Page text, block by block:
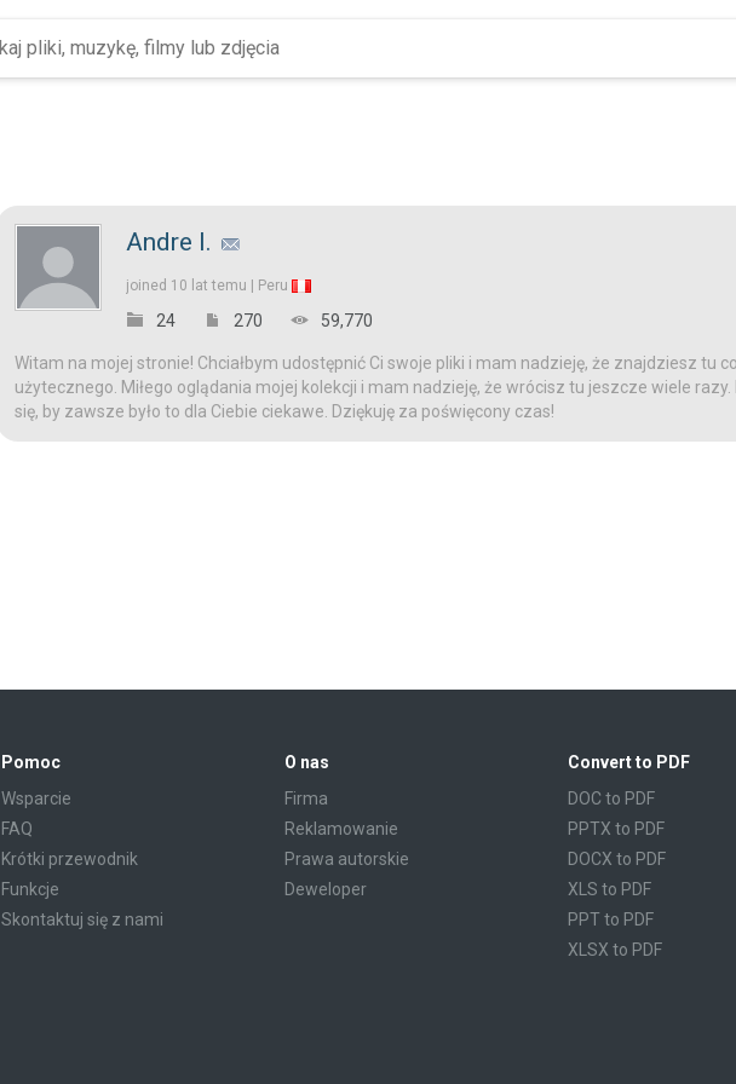
Andre I.
joined 10 lat temu | Peru
24 270 59,770
Witam na mojej stronie! Chciałbym udostępnić Ci swoje pliki i mam nadzieję, że znajdziesz tu
użytecznego. Miłego oglądania mojej kolekcji i mam nadzieję, że wrócisz tu jeszcze wiele
się, by zawsze było to dla Ciebie ciekawe. Dziękuję za poświęcony czas!
Pomoc
Wsparcie
FAQ
Krótki przewodnik
Funkcje
Skontaktuj się z nami
O nas
Firma
Reklamowanie
Prawa autorskie
Deweloper
Convert to PDF
DOC to PDF
PPTX to PDF
DOCX to PDF
XLS to PDF
PPT to PDF
XLSX to PDF